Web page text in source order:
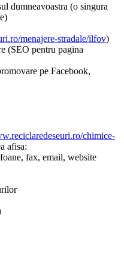
dumneavoastra (o singura
menajere-stradale/ilfov)
(SEO pentru pagina
pe Facebook,
chimice-
afisa:
fax, email, website